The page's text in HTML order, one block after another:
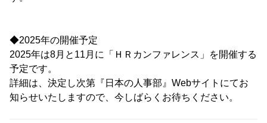
◆2025年の開催予定
2025年は8月と11月に「ＨＲカンファレンス」を開催する
予定です。
詳細は、決定し次第『日本の人事部』Webサイトにてお
知らせいたしますので、今しばらくお待ちください。